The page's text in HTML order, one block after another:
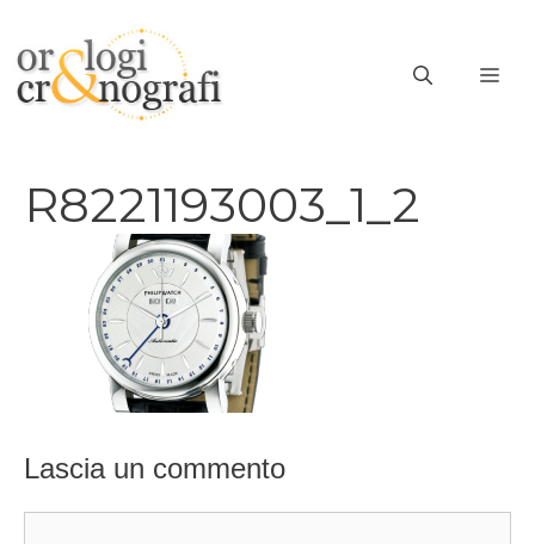
contenuto
R8221193003_1_2
Lascia un commento